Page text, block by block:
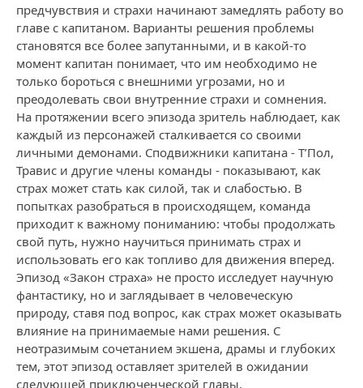
предчувствия и страхи начинают замедлять работу во
главе с капитаном. Варианты решения проблемы
становятся все более запутанными, и в какой-то
момент капитан понимает, что им необходимо не
только бороться с внешними угрозами, но и
преодолевать свои внутренние страхи и сомнения.
На протяжении всего эпизода зритель наблюдает, как
каждый из персонажей сталкивается со своими
личными демонами. Сподвижники капитана - Т’Пол,
Травис и другие члены команды - показывают, как
страх может стать как силой, так и слабостью. В
попытках разобраться в происходящем, команда
приходит к важному пониманию: чтобы продолжать
свой путь, нужно научиться принимать страх и
использовать его как топливо для движения вперед.
Эпизод «Закон страха» не просто исследует научную
фантастику, но и заглядывает в человеческую
природу, ставя под вопрос, как страх может оказывать
влияние на принимаемые нами решения. С
неотразимым сочетанием экшена, драмы и глубоких
тем, этот эпизод оставляет зрителей в ожидании
следующей приключенческой главы.